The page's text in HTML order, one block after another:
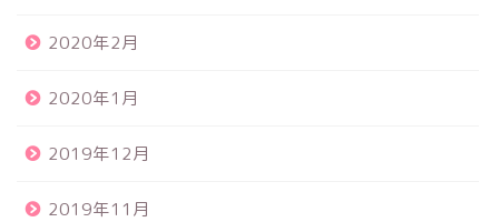
2020年2月
2020年1月
2019年12月
2019年11月